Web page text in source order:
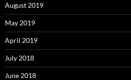
August 2019
May 2019
April 2019
July 2018
June 2018